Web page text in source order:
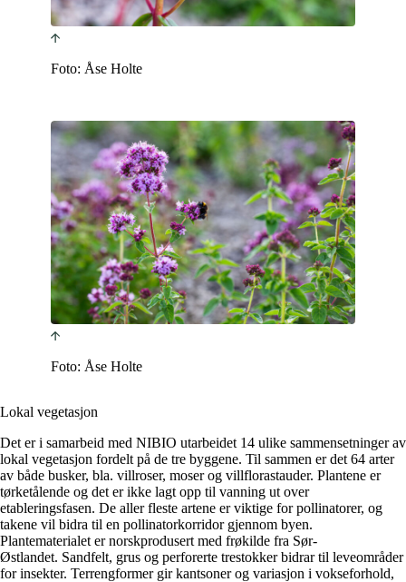
Foto: Åse Holte
Foto: Åse Holte
Lokal vegetasjon
Det er i samarbeid med NIBIO utarbeidet 14 ulike sammensetninger av
lokal vegetasjon fordelt på de tre byggene. Til sammen er det 64 arter
av både busker, bla. villroser, moser og villflorastauder. Plantene er
tørketålende og det er ikke lagt opp til vanning ut over
etableringsfasen. De aller fleste artene er viktige for pollinatorer, og
takene vil bidra til en pollinatorkorridor gjennom byen.
Plantematerialet er norskprodusert med frøkilde fra Sør-
Østlandet. Sandfelt, grus og perforerte trestokker bidrar til leveområder
for insekter. Terrengformer gir kantsoner og variasjon i vokseforhold,